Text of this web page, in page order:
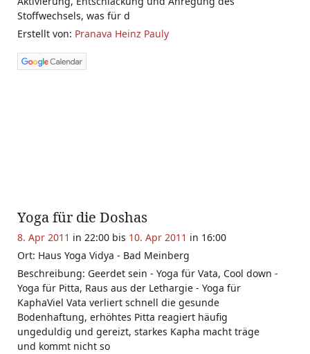
Stoffwechsels, was für d
Erstellt von: Pranava Heinz Pauly
Yoga für die Doshas
8. Apr 2011 in 22:00 bis 10. Apr 2011 in 16:00
Ort: Haus Yoga Vidya - Bad Meinberg
Beschreibung: Geerdet sein - Yoga für Vata, Cool down -
Yoga für Pitta, Raus aus der Lethargie - Yoga für
KaphaViel Vata verliert schnell die gesunde
Bodenhaftung, erhöhtes Pitta reagiert häufig
ungeduldig und gereizt, starkes Kapha macht träge
und kommt nicht so